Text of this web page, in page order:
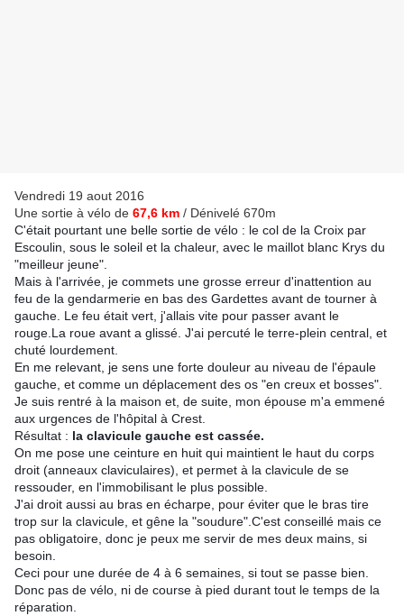
Vendredi 19 aout 2016
Une sortie à vélo de 67,6 km / Dénivelé 670m
C'était pourtant une belle sortie de vélo : le col de la Croix par
Escoulin, sous le soleil et la chaleur, avec le maillot blanc Krys du
"meilleur jeune".
Mais à l'arrivée, je commets une grosse erreur d'inattention au
feu de la gendarmerie en bas des Gardettes avant de tourner à
gauche. Le feu était vert, j'allais vite pour passer avant le
rouge.La roue avant a glissé. J'ai percuté le terre-plein central, et
chuté lourdement.
En me relevant, je sens une forte douleur au niveau de l'épaule
gauche, et comme un déplacement des os "en creux et bosses".
Je suis rentré à la maison et, de suite, mon épouse m'a emmené
aux urgences de l'hôpital à Crest.
Résultat : la clavicule gauche est cassée.
On me pose une ceinture en huit qui maintient le haut du corps
droit (anneaux claviculaires), et permet à la clavicule de se
ressouder, en l'immobilisant le plus possible.
J'ai droit aussi au bras en écharpe, pour éviter que le bras tire
trop sur la clavicule, et gêne la "soudure". C'est conseillé mais ce
pas obligatoire, donc je peux me servir de mes deux mains, si
besoin.
Ceci pour une durée de 4 à 6 semaines, si tout se passe bien.
Donc pas de vélo, ni de course à pied durant tout le temps de la
réparation.